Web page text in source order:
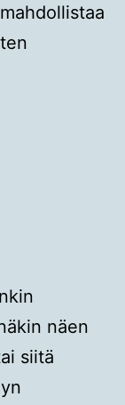
näen
siitä